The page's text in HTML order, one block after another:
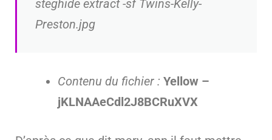
steghide extract -sf Twins-Kelly-
Preston.jpg
Contenu du fichier : Yellow –
jKLNAAeCdl2J8BCRuXVX